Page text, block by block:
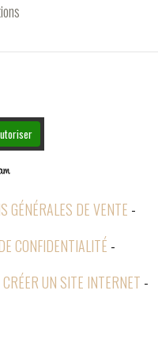
GÉNÉRALES DE VENTE
CONFIDENTIALITÉ
CRÉER UN SITE INTERNET